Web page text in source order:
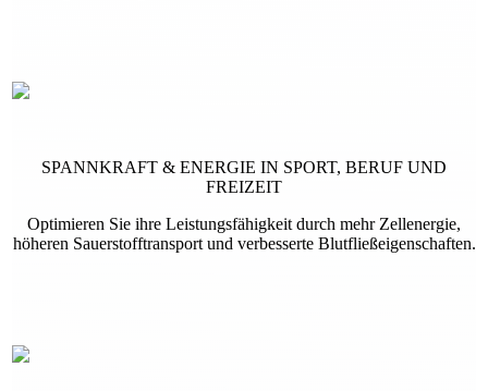
SPANNKRAFT & ENERGIE IN SPORT, BERUF UND
FREIZEIT
Optimieren Sie ihre Leistungs­fähigkeit durch mehr Zell­energie,
höheren Sauer­stoff­transport und verbesserte Blut­fließ­eigenschaften.